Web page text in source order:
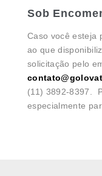
Sob
Caso você esteja
ao que
solicitação pelo
(11) 3892-8397.
especialmente